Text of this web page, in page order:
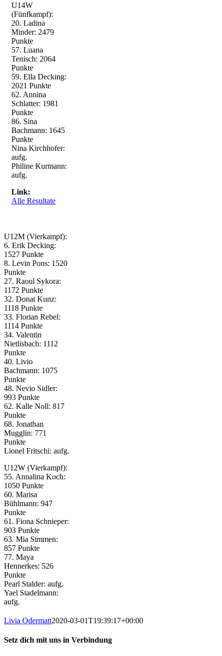
U14W
(Fünfkampf):
20. Ladina
Minder: 2479
Punkte
57. Luana
Tenisch: 2064
Punkte
59. Ella Decking:
2021 Punkte
62. Annina
Schlatter: 1981
Punkte
86. Sina
Bachmann: 1645
Punkte
Nina Kirchhofer:
aufg.
Philine Kurmann:
aufg.
Link:
Alle Resultate
U12M (Vierkampf):
6. Erik Decking:
1527 Punkte
8. Levin Pons: 1520
Punkte
27. Raoul Sykora:
1172 Punkte
32. Donat Kunz:
1118 Punkte
33. Florian Rebel:
1114 Punkte
34. Valentin
Nietlisbach: 1112
Punkte
40. Livio
Bachmann: 1075
Punkte
48. Nevio Sidler:
993 Punkte
62. Kalle Noll: 817
Punkte
68. Jonathan
Mugglin: 771
Punkte
Lionel Fritschi: aufg.
U12W (Vierkampf):
55. Annalina Koch:
1050 Punkte
60. Marisa
Bühlmann: 947
Punkte
61. Fiona Schnieper:
903 Punkte
63. Mia Simmen:
857 Punkte
77. Maya
Hennerkes: 526
Punkte
Pearl Stalder: aufg.
Yael Stadelmann:
aufg.
Livia Odermatt2020-03-01T19:39:17+00:00
Setz dich mit uns in Verbindung